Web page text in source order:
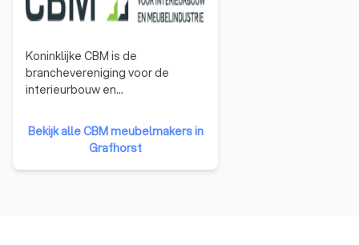
Koninklijke CBM is de
branchevereniging voor de
interieurbouw en
vertegenwoordigt CBM
ongeveer 550 leden. De variëteit
in de ledenkring is groot:
interieurbouwers,
Bekijk alle CBM meubelmakers in
Grafhorst